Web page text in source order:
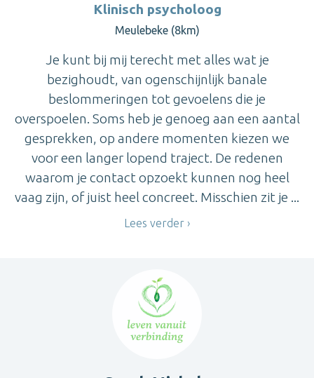
Klinisch psycholoog
Meulebeke (8km)
Je kunt bij mij terecht met alles wat je
bezighoudt, van ogenschijnlijk banale
beslommeringen tot gevoelens die je
overspoelen. Soms heb je genoeg aan een aantal
gesprekken, op andere momenten kiezen we
voor een langer lopend traject. De redenen
waarom je contact opzoekt kunnen nog heel
vaag zijn, of juist heel concreet. Misschien zit je ...
Lees verder